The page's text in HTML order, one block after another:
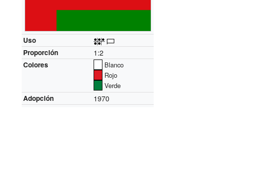
Uso
Proporción
1:2
Colores
Blanco
Rojo
Verde
Adopción
1970